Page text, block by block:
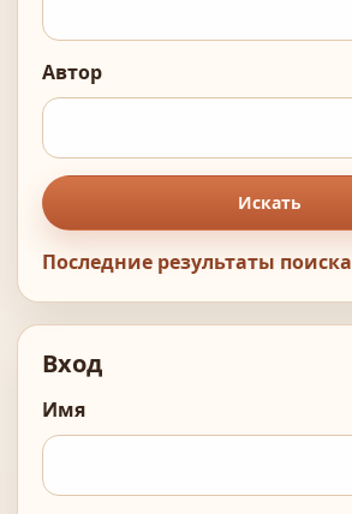
Автор
Искать
Последние результаты поиска
Вход
Имя